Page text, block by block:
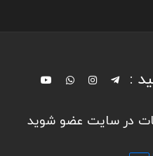
:
در سایت عضو شوید